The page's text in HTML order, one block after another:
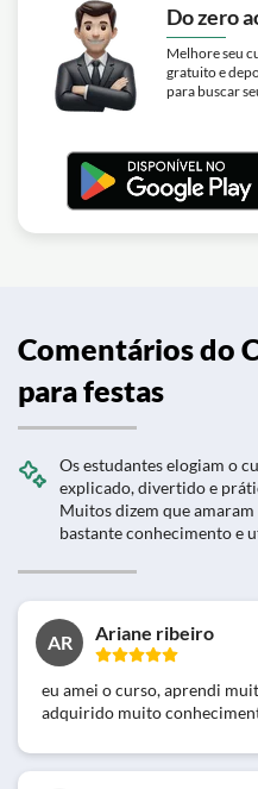
Do zero
Melhore seu
gratuito e
para buscar
Comentários do
para festas
Os estudantes elogiam o
explicado, divertido e
Muitos dizem que
bastante conhecimento e
AR Ariane ribeiro
eu amei o curso, aprendi
adquirido muito